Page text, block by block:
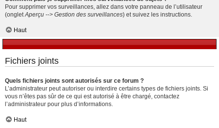
Pour supprimer vos surveillances, allez dans votre panneau de l’utilisateur
(onglet Aperçu --> Gestion des surveillances) et suivez les instructions.
Haut
Fichiers joints
Quels fichiers joints sont autorisés sur ce forum ?
L’administrateur peut autoriser ou interdire certains types de fichiers joints. Si
vous n’êtes pas sûr de ce qui est autorisé à être chargé, contactez
l’administrateur pour plus d’informations.
Haut